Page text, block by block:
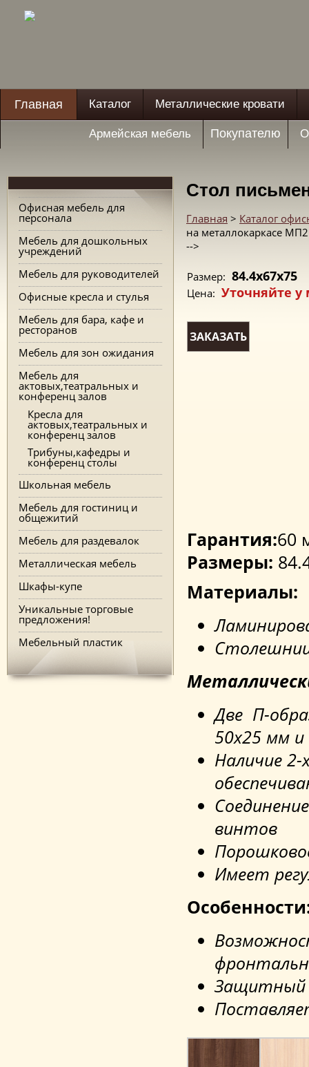
Главная Каталог Металлические кровати
Армейская мебель Покупателю
Офисная мебель для
персонала
Мебель для дошкольных
учреждений
Мебель для руководителей
Офисные кресла и стулья
Мебель для бара, кафе и
ресторанов
Мебель для зон ожидания
Мебель для
актовых,театральных и
конференц залов
Кресла для
актовых,театральных и
конференц залов
Трибуны,кафедры и
конференц столы
Школьная мебель
Мебель для гостиниц и
общежитий
Мебель для раздевалок
Металлическая мебель
Шкафы-купе
Уникальные торговые
предложения!
Мебельный пластик
Стол
Главная > Каталог
на металлокаркасе
-->
Размер: 84.4x67x75
Цена: Уточняйте
ЗАКАЗАТЬ
Гарантия:60
Размеры:
Материалы:
Две П-
50х25 мм
Наличие 2-
винтов
Имеет
Защитный